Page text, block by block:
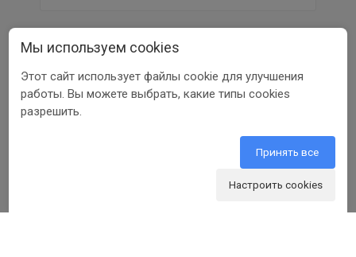
8 800 350 56 58
info@beltools.ru
Северный, зд. 7, помещ. 1
Мы используем cookies
Этот сайт использует файлы cookie для улучшения
работы. Вы можете выбрать, какие типы cookies
разрешить.
Настроить cookies
Принять все